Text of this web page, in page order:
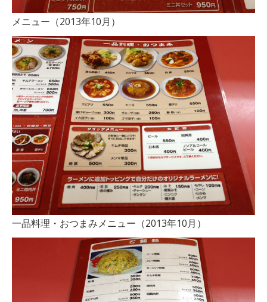
メニュー（2013年10月）
一品料理・おつまみメニュー（2013年10月）